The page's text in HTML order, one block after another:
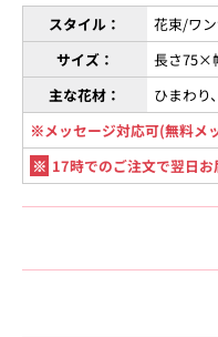
スタイル：
花束/ワ
サイズ：
長さ75×
主な花材：
ひまわり
※メッセージ対応可(無料メ
※ 17時でのご注文で翌日お